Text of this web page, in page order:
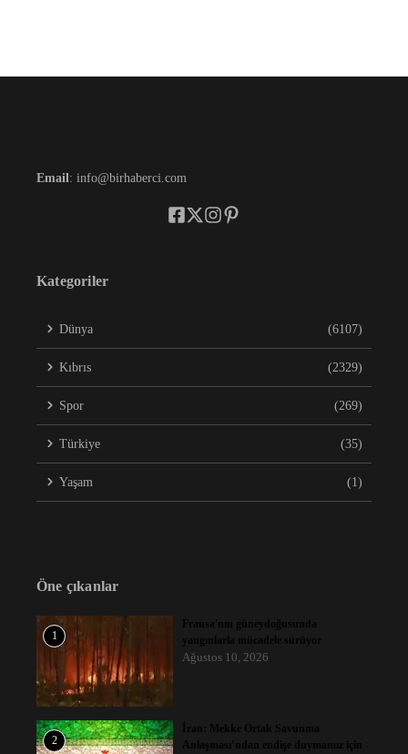
Email: info@birhaberci.com
Kategoriler
Dünya (6107)
Kıbrıs (2329)
Spor (269)
Türkiye (35)
Yaşam (1)
Öne çıkanlar
1
Fransa'nın güneydoğusunda
yangınlarla mücadele sürüyor
Ağustos 10, 2026
2
İran: Mekke Ortak Savunma
Anlaşması’ndan endişe duymamız için